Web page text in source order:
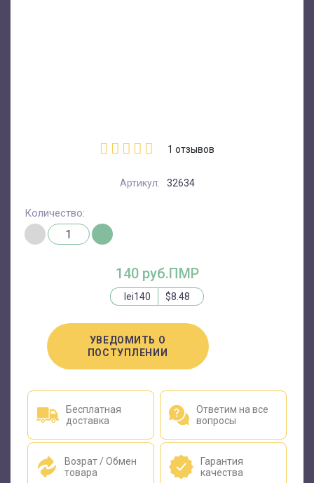
1 отзывов
Артикул: 32634
140 руб.ПМР
lei140 $8.48
УВЕДОМИТЬ О
ПОСТУПЛЕНИИ
Количество:
Бесплатная
доставка
Ответим на все
вопросы
Возрат / Обмен
товара
Гарантия
качества